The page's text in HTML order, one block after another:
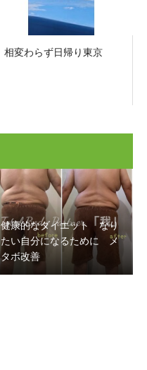
相変わらず日帰り東京
健康的なダイエット なり
たい自分になるために メ
タボ改善